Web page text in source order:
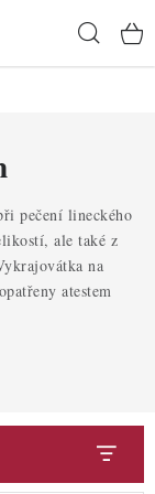
pečení lineckého
ale také z
na
atestem